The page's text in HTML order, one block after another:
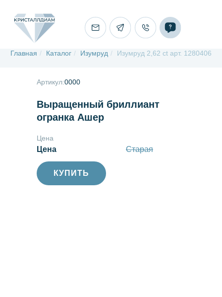
Главная / Каталог / Изумруд / Изумруд 2,62 ct арт. 1280406
Выращенный бриллиант
огранка Ашер
Артикул:0000
Старая
Цена
Цена
КУПИТЬ